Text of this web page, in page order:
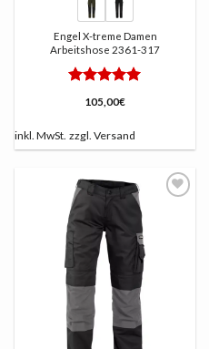
Engel X-treme Damen
Arbeitshose 2361-317
Bewertet
mit5von
105,00€
inkl. MwSt. zzgl. Versand